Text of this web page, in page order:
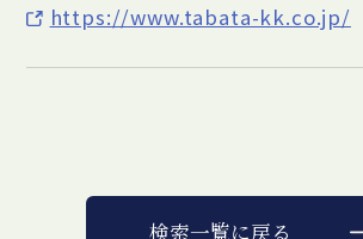
https://www.tabata-kk.co.jp/
検索一覧に戻る